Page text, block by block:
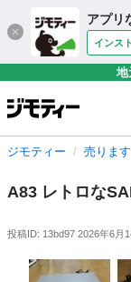
アプリ
インス
地
ジモティー 売りま
A83 レトロな
投稿ID: 13bd97 2026年6月